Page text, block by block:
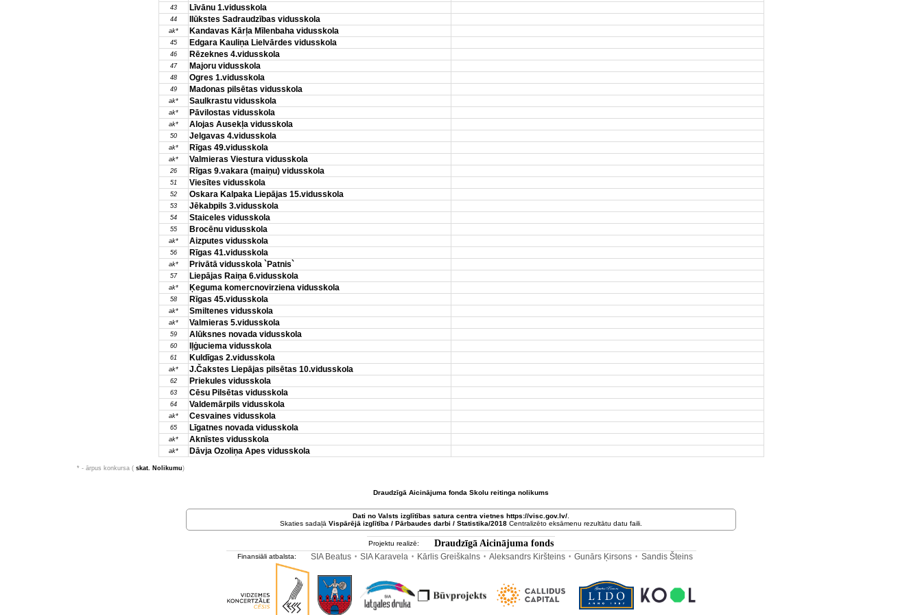
43 Līvānu 1.vidusskola
44 Ilūkstes Sadraudzības vidusskola
ak* Kandavas Kārļa Mīlenbaha vidusskola
45 Edgara Kauliņa Lielvārdes vidusskola
46 Rēzeknes 4.vidusskola
47 Majoru vidusskola
48 Ogres 1.vidusskola
49 Madonas pilsētas vidusskola
ak* Saulkrastu vidusskola
ak* Pāvilostas vidusskola
ak* Alojas Ausekļa vidusskola
50 Jelgavas 4.vidusskola
ak* Rīgas 49.vidusskola
ak* Valmieras Viestura vidusskola
26 Rīgas 9.vakara (maiņu) vidusskola
51 Viesītes vidusskola
52 Oskara Kalpaka Liepājas 15.vidusskola
53 Jēkabpils 3.vidusskola
54 Staiceles vidusskola
55 Brocēnu vidusskola
ak* Aizputes vidusskola
56 Rīgas 41.vidusskola
ak* Privātā vidusskola `Patnis`
57 Liepājas Raiņa 6.vidusskola
ak* Ķeguma komercnovirziena vidusskola
58 Rīgas 45.vidusskola
ak* Smiltenes vidusskola
ak* Valmieras 5.vidusskola
59 Alūksnes novada vidusskola
60 Iļģuciema vidusskola
61 Kuldīgas 2.vidusskola
ak* J.Čakstes Liepājas pilsētas 10.vidusskola
62 Priekules vidusskola
63 Cēsu Pilsētas vidusskola
64 Valdemārpils vidusskola
ak* Cesvaines vidusskola
65 Līgatnes novada vidusskola
ak* Aknīstes vidusskola
ak* Dāvja Ozoliņa Apes vidusskola
* - ārpus konkursa ( skat. Nolikumu)
Draudzīgā Aicinājuma fonda Skolu reitinga nolikums
Dati no Valsts izglītības satura centra vietnes https://visc.gov.lv/
Skaties sadaļā Vispārējā izglītība / Pārbaudes darbi / Statistika/2018 Centralizēto eksāmenu rezultātu datu faili.
Projektu realizē: Draudzīgā Aicinājuma fonds
Finansiāli atbalsta: SIA Beatus • SIA Karavela • Kārlis Greiškalns • Aleksandrs Kiršteins • Gunārs Ķirsons • Sandis Šteins